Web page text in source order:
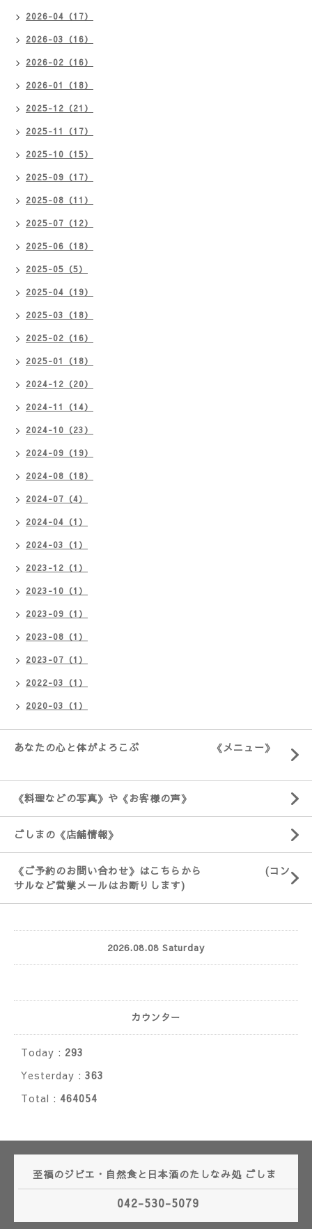
2026-04（17）
2026-03（16）
2026-02（16）
2026-01（18）
2025-12（21）
2025-11（17）
2025-10（15）
2025-09（17）
2025-08（11）
2025-07（12）
2025-06（18）
2025-05（5）
2025-04（19）
2025-03（18）
2025-02（16）
2025-01（18）
2024-12（20）
2024-11（14）
2024-10（23）
2024-09（19）
2024-08（18）
2024-07（4）
2024-04（1）
2024-03（1）
2023-12（1）
2023-10（1）
2023-09（1）
2023-08（1）
2023-07（1）
2022-03（1）
2020-03（1）
あなたの心と体がよろこぶ 《メニュー》
《料理などの写真》や《お客様の声》
ごしまの《店舗情報》
《ご予約のお問い合わせ》はこちらから (コン
サルなど営業メールはお断りします)
2026.08.08 Saturday
カウンター
Today : 293
Yesterday : 363
Total : 464054
至福のジビエ・自然食と日本酒のたしなみ処 ごしま
042-530-5079